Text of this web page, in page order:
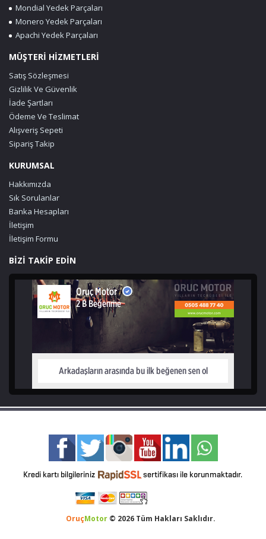
Mondial Yedek Parçaları
Monero Yedek Parçaları
Apachi Yedek Parçaları
MÜŞTERİ HİZMETLERİ
Satış Sözleşmesi
Gizlilik Ve Güvenlik
İade Şartları
Ödeme Ve Teslimat
Alışveriş Sepeti
Sipariş Takip
KURUMSAL
Hakkımızda
Sık Sorulanlar
Banka Hesapları
İletişim
İletişim Formu
BİZİ TAKİP EDİN
OruçMotor© 2026 Tüm Hakları Saklıdır.